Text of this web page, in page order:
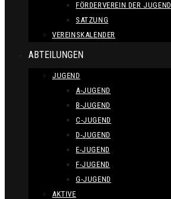
FÖRDERVEREIN DER JUGEND
SATZUNG
VEREINSKALENDER
ABTEILUNGEN
JUGEND
A-JUGEND
B-JUGEND
C-JUGEND
D-JUGEND
E-JUGEND
F-JUGEND
G-JUGEND
AKTIVE